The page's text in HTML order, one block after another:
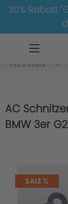
30% Rabatt
Fahrwerk
AC
BMW 3er
SALE %